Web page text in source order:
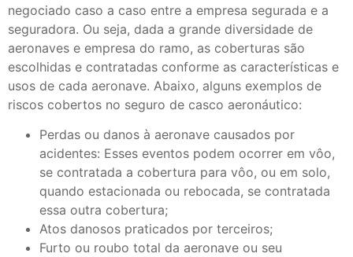
negociado caso a caso entre a empresa segurada e a
seguradora. Ou seja, dada a grande diversidade de
aeronaves e empresa do ramo, as coberturas são
escolhidas e contratadas conforme as características e
usos de cada aeronave. Abaixo, alguns exemplos de
riscos cobertos no seguro de casco aeronáutico:
Perdas ou danos à aeronave causados por
acidentes: Esses eventos podem ocorrer em vôo,
se contratada a cobertura para vôo, ou em solo,
quando estacionada ou rebocada, se contratada
essa outra cobertura;
Atos danosos praticados por terceiros;
Furto ou roubo total da aeronave ou seu